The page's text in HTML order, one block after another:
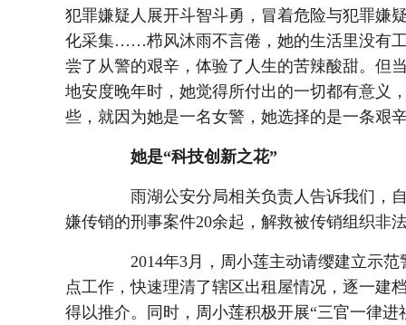
犯罪嫌疑人展开斗智斗勇，冒着危险与犯罪嫌
化采集……栉风沐雨不言倦，她的生活里没有
尝了从警的艰辛，体验了人生的苦辣酸甜。但
地安度晚年时，她觉得所付出的一切都有意义
些，就因为她是一名女警，她选择的是一条艰
她是“科技创新之花”
雨湖公安分局相关负责人告诉我们，自
嫌传销的刑事案件20余起，解救被传销组织非
2014年3月，周小莲主动请缨建立示范
点工作，快速理清了辖区出租屋情况，逐一建
得以推介。同时，周小莲积极开展“三官一律